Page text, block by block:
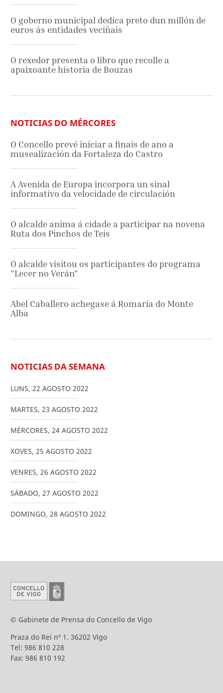
O goberno municipal dedica preto dun millón de
euros ás entidades veciñais
O rexedor presenta o libro que recolle a
apaixoante historia de Bouzas
NOTICIAS DO MÉRCORES
O Concello prevé iniciar a finais de ano a
musealización da Fortaleza do Castro
A Avenida de Europa incorpora un sinal
informativo da velocidade de circulación
O alcalde anima á cidade a participar na novena
Ruta dos Pinchos de Teis
O alcalde visitou os participantes do programa
"Lecer no Verán"
Abel Caballero achegase á Romaría do Monte
Alba
NOTICIAS DA SEMANA
LUNS, 22 AGOSTO 2022
MARTES, 23 AGOSTO 2022
MÉRCORES, 24 AGOSTO 2022
XOVES, 25 AGOSTO 2022
VENRES, 26 AGOSTO 2022
SÁBADO, 27 AGOSTO 2022
DOMINGO, 28 AGOSTO 2022
© Gabinete de Prensa do Concello de Vigo
Praza do Rei nº 1. 36202 Vigo
Tel: 986 810 228
Fax: 986 810 192